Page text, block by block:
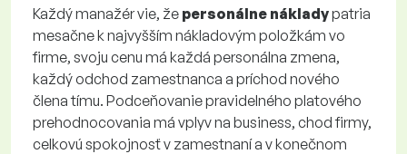
Každý manažér vie, že personálne nákladypatria
mesačne k najvyšším nákladovým položkám vo
firme, svoju cenu má každá personálna zmena,
každý odchod zamestnanca a príchod nového
člena tímu. Podceňovanie pravidelného platového
prehodnocovania má vplyv na business, chod firmy,
celkovú spokojnosť v zamestnaní a v konečnom